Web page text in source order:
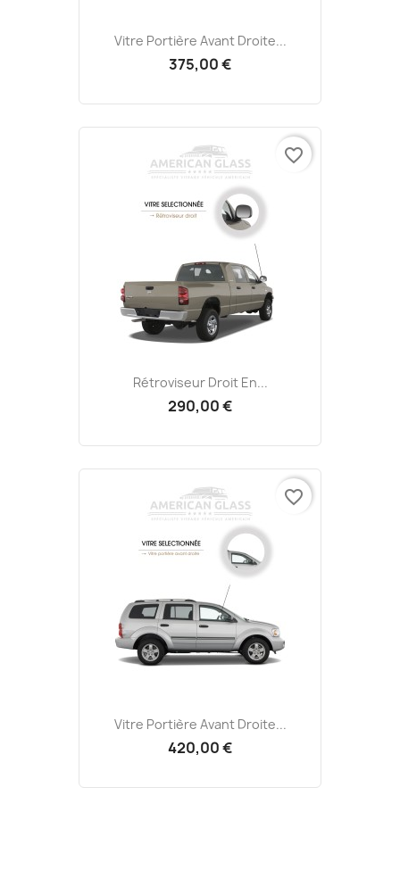
Vitre Portière Avant Droite...
375,00 €
Rétroviseur Droit En...
290,00 €
favorite_border
Vitre Portière Avant Droite...
420,00 €
favorite_border